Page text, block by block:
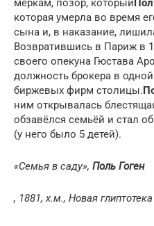
которая умерла во время
сына и, в наказание,
Возвратившись в Париж в
своего опекуна Гюстава
должность брокера в
биржевых фирм столицы.
ним открывалась
обзавёлся семьёй и стал
(у него было 5 детей).
«Семья в саду», Поль Гоген
, 1881, х.м., Новая